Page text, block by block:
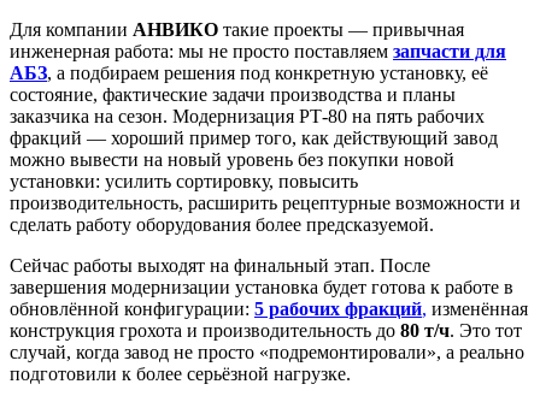
Для компании АНВИКО такие проекты — привычная
инженерная работа: мы не просто поставляем запчасти для
АБЗ, а подбираем решения под конкретную установку, её
состояние, фактические задачи производства и планы
заказчика на сезон. Модернизация РТ-80 на пять рабочих
фракций — хороший пример того, как действующий завод
можно вывести на новый уровень без покупки новой
установки: усилить сортировку, повысить
производительность, расширить рецептурные возможности и
сделать работу оборудования более предсказуемой.
Сейчас работы выходят на финальный этап. После
завершения модернизации установка будет готова к работе в
обновлённой конфигурации: 5 рабочих фракций, изменённая
конструкция грохота и производительность до 80 т/ч. Это тот
случай, когда завод не просто «подремонтировали», а реально
подготовили к более серьёзной нагрузке.